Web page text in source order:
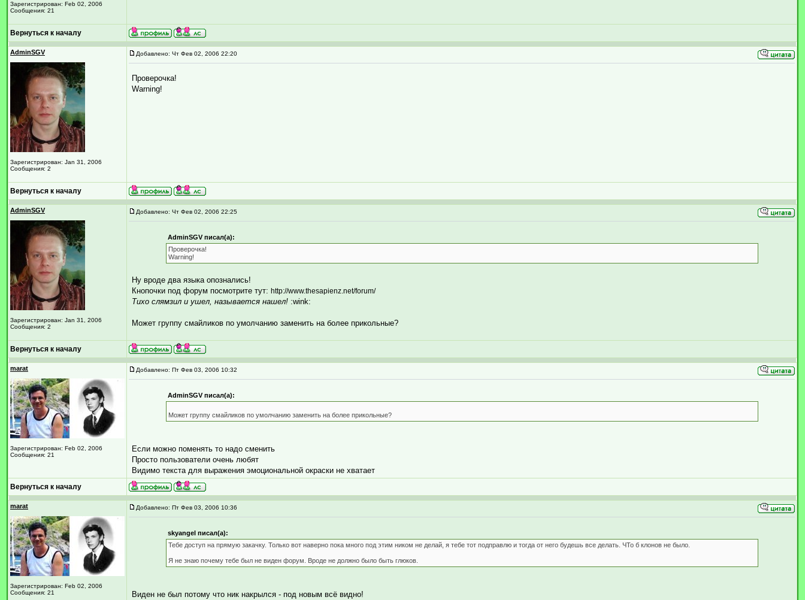
Зарегистрирован: Feb 02, 2006
Сообщения: 21
Вернуться к началу
AdminSGV
Зарегистрирован: Jan 31, 2006
Сообщения: 2
Добавлено: Чт Фев 02, 2006 22:20
Проверочка!
Warning!
Вернуться к началу
AdminSGV
Зарегистрирован: Jan 31, 2006
Сообщения: 2
Добавлено: Чт Фев 02, 2006 22:25
AdminSGV писал(а):
Проверочка!
Warning!
Ну вроде два языка опознались!
Кнопочки под форум посмотрите тут: http://www.thesapienz.net/forum/
Тихо слямзил и ушел, называется нашел! :wink:
Может группу смайликов по умолчанию заменить на более прикольные?
Вернуться к началу
marat
Зарегистрирован: Feb 02, 2006
Сообщения: 21
Добавлено: Пт Фев 03, 2006 10:32
AdminSGV писал(а):
Может группу смайликов по умолчанию заменить на более прикольные?
Если можно поменять то надо сменить
Просто пользователи очень любят
Видимо текста для выражения эмоциональной окраски не хватает
Вернуться к началу
marat
Зарегистрирован: Feb 02, 2006
Сообщения: 21
Добавлено: Пт Фев 03, 2006 10:36
skyangel писал(а):
Тебе доступ на прямую закачку. Только вот наверно пока много под этим ником не делай, я тебе тот подправлю и тогда от него будешь все делать. ЧТо б клонов не было.
Я не знаю почему тебе был не виден форум. Вроде не должно было быть глюков.
Виден не был потому что ник накрылся - под новым всё видно!